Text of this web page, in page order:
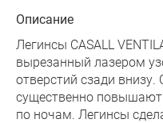
Описание
Легинсы CASALL
вырезанный лазером
отверстий сзади
существенно повышают
по ночам. Легинсы